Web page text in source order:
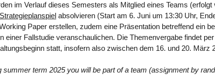
im Verlauf dieses Semesters als Mitglied eines Teams (erfolgt
Strategieplanspiel absolvieren (Start am 6. Juni um 13:30 Uhr,
Paper erstellen, zudem eine Präsentation betreffend ein
einer Fallstudie veranschaulichen. Die Themenvergabe findet
statt, insofern also zwischen dem 16. und 20. März
summer term 2025 you will be part of a team (assignment by